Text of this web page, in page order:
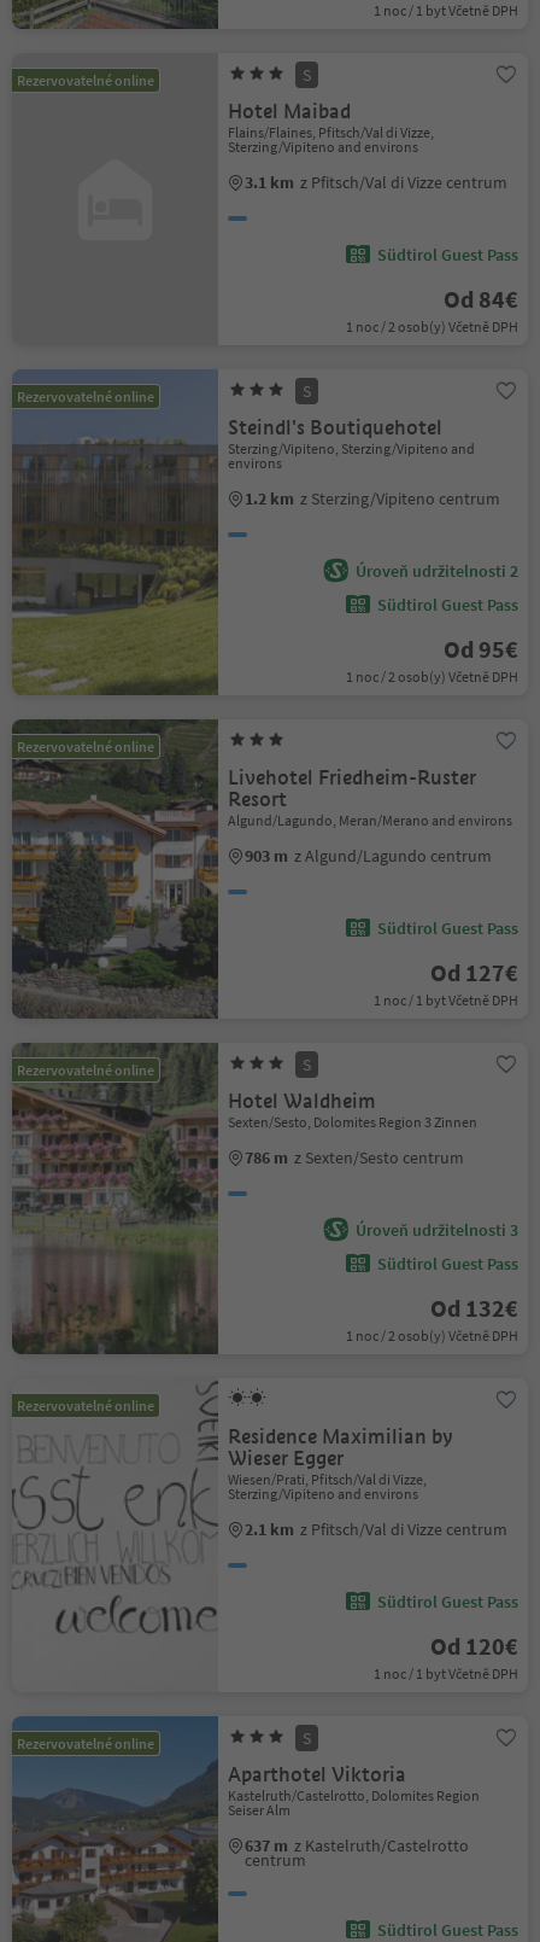
1 noc / 1 byt Včetně DPH
Rezervovatelné online S
Hotel Maibad
Flains/Flaines, Pfitsch/Val di Vizze,
Sterzing/Vipiteno and environs
3.1 km z Pfitsch/Val di Vizze centrum
Südtirol Guest Pass
Od 84€
1 noc / 2 osob(y) Včetně DPH
Rezervovatelné online S
Steindl's Boutiquehotel
Sterzing/Vipiteno, Sterzing/Vipiteno and
environs
1.2 km z Sterzing/Vipiteno centrum
Úroveň udržitelnosti 2
Südtirol Guest Pass
Od 95€
1 noc / 2 osob(y) Včetně DPH
Rezervovatelné online
Livehotel Friedheim-Ruster
Resort
Algund/Lagundo, Meran/Merano and environs
903 m z Algund/Lagundo centrum
Südtirol Guest Pass
Od 127€
1 noc / 1 byt Včetně DPH
Rezervovatelné online S
Hotel Waldheim
Sexten/Sesto, Dolomites Region 3 Zinnen
786 m z Sexten/Sesto centrum
Úroveň udržitelnosti 3
Südtirol Guest Pass
Od 132€
1 noc / 2 osob(y) Včetně DPH
Rezervovatelné online
Residence Maximilian by
Wieser Egger
Wiesen/Prati, Pfitsch/Val di Vizze,
Sterzing/Vipiteno and environs
2.1 km z Pfitsch/Val di Vizze centrum
Südtirol Guest Pass
Od 120€
1 noc / 1 byt Včetně DPH
Rezervovatelné online S
Aparthotel Viktoria
Kastelruth/Castelrotto, Dolomites Region
Seiser Alm
637 m z Kastelruth/Castelrotto
centrum
Südtirol Guest Pass